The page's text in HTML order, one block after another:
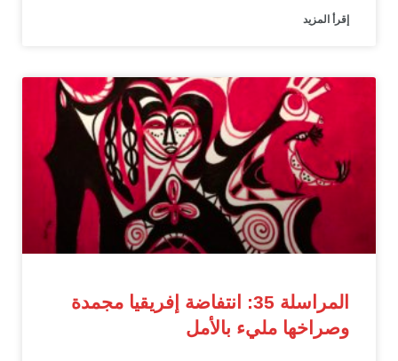
إقرأ المزيد
المراسلة 35: انتفاضة إفريقيا مجمدة
وصراخها مليء بالأمل